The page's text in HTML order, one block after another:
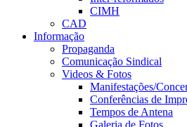
CIMH
CAD
Informação
Propaganda
Comunicação Sindical
Videos & Fotos
Manifestações/
Conferências de
Tempos de Antena
Galeria de Fotos